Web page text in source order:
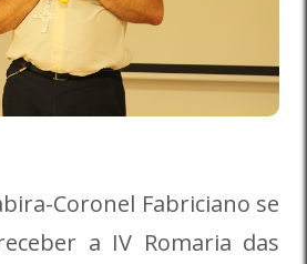
Coronel Fabriciano se
a IV Romaria das